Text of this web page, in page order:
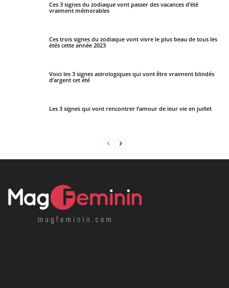
Ces 3 signes du zodiaque vont passer des vacances d’été
vraiment mémorables
Ces trois signes du zodiaque vont vivre le plus beau de tous les
étés cette année 2023
Voici les 3 signes astrologiques qui vont être vraiment blindés
d’argent cet été
Les 3 signes qui vont rencontrer l’amour de leur vie en juillet